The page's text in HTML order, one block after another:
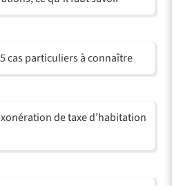
cas particuliers à connaître
de taxe d’habitation